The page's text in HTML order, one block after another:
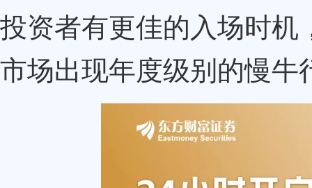
投资者有更佳的入场时机
市场出现年度级别的慢牛